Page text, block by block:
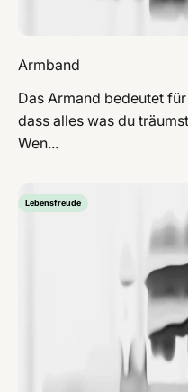
Armband
Das Armand bedeutet
dass alles was du
Wen...
Lebensfreude